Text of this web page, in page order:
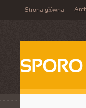
Strona główna